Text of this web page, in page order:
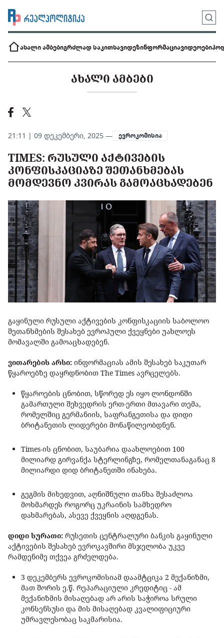
ახალი ამბებიგრძლად საკითხავიდეზინფორმაციავიდეოები
ᲐᲮᲐᲚᲘ ᲐᲛᲑᲔᲑᲘ
21:11 | 09 დეკემბერი, 2025 — ევროკომისია
TIMES: ᲠᲣᲡᲣᲚᲘ ᲐᲥᲢᲘᲕᲔᲑᲘᲡ
ᲙᲝᲜᲤᲘᲡᲙᲐᲪᲘᲐᲖᲔ ᲨᲔᲗᲐᲜᲮᲛᲔᲑᲐᲡ
ᲛᲝᲛᲓᲔᲕᲜᲝ ᲙᲕᲘᲠᲐᲡ ᲒᲐᲛᲝᲐᲪᲮᲐᲓᲔᲑᲔᲜ
გაყინული რუსული აქტივების კონფისკაციის საბოლოო
შეთანხმების შესახებ ევროპული ქვეყნები უახლოეს
მომავალში გამოაცხადებენ.
ვითარების არსი: ინფორმაციას ამის შესახებ საკუთარ
წყაროებზე დაყრდნობით The Times ავრცელებს.
წყაროების ცნობით, სწორედ ეს იყო ლონდონში
გამართული შეხვედრის ერთ-ერთი მთავარი თემა,
რომელშიც გერმანიის, საფრანგეთისა და დიდი
ბრიტანეთის ლიდერები მონაწილეობდნენ.
Times-ის ცნობით, საუბარია დაახლოებით 100
მილიარდ გირვანქა სტერლინგზე, რომელთანაგანაც 8
მილიარდი დიდ ბრიტანეთში ინახება.
გეგმის მიხედვით, აღნიშნული თანხა შესაძლოა
მოხმარდეს როგორც უკრაინის სამხედრო
დახმარებას, ასევე ქვეყნის აღდგენას.
დიდი სურათი: რუსეთის ცენტრალური ბანკის გაყინული
აქტივების შესახებ ევროკავშირი მსჯელობა უკვე
რამდენიმე თქვეა გრძელდება.
3 დეკემბერს ევროკომისიამ დაამტციკა 2 მექანიზმი,
მათ შორის ე.წ. რეპარაციული კრედიტიც - ამ
მექანიზმის მისაღებად არ არის საჭიროა სრული
კონსენსუსი და მის მისაღებად კვალიფიციური
უმრავლესობაც საკმარისია.